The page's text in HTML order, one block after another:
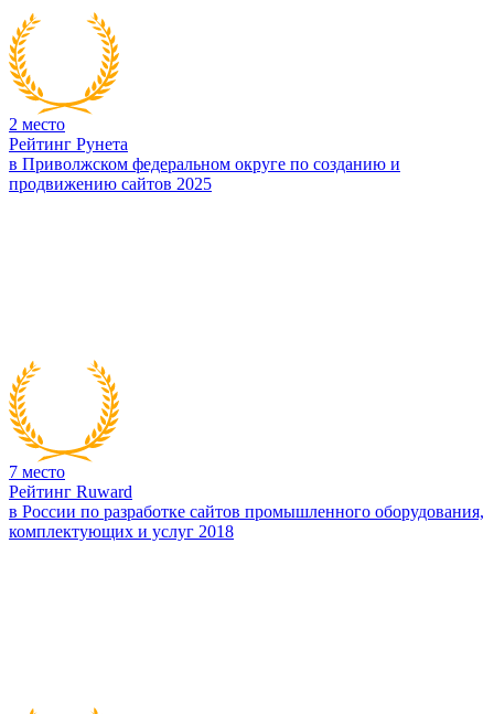
2 место
Рейтинг Рунета
в Приволжском федеральном округе по созданию и
продвижению сайтов 2025
7 место
Рейтинг Ruward
в России по разработке сайтов промышленного оборудования,
комплектующих и услуг 2018